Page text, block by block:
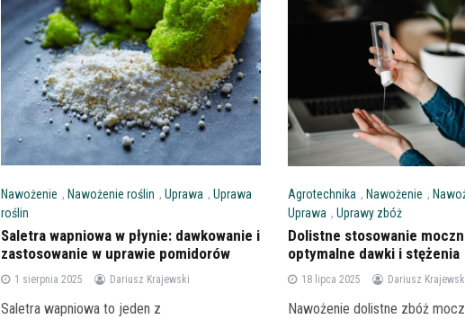
Nawożenie ,Nawożenie roślin ,Uprawa ,Uprawa
roślin
Saletra wapniowa w płynie: dawkowanie i
zastosowanie w uprawie pomidorów
1 sierpnia 2025 Dariusz Krajewski
Saletra wapniowa to jeden z
Agrotechnika , Nawożenie ,
Uprawa , Uprawy zbóż
Dolistne stosowanie
optymalne dawki i stężenia
18 lipca 2025 Dariusz
Nawożenie dolistne zbóż